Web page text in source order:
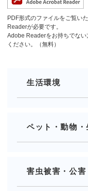
PDF形式のファイルをご覧い
Readerが必要です。
Adobe Readerをお持ちでな
ください。（無料）
生活環境
ペット・動物・
害虫被害・公害